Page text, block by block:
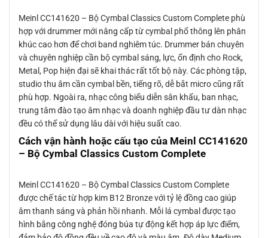
Meinl CC141620 – Bộ Cymbal Classics Custom Complete phù
hợp với drummer mới nâng cấp từ cymbal phổ thông lên phân
khúc cao hơn để chơi band nghiêm túc. Drummer bán chuyên
và chuyên nghiệp cần bộ cymbal sáng, lực, ổn định cho Rock,
Metal, Pop hiện đại sẽ khai thác rất tốt bộ này. Các phòng tập,
studio thu âm cần cymbal bền, tiếng rõ, dễ bắt micro cũng rất
phù hợp. Ngoài ra, nhạc công biểu diễn sân khấu, ban nhạc,
trung tâm đào tạo âm nhạc và doanh nghiệp đầu tư dàn nhạc
đều có thể sử dụng lâu dài với hiệu suất cao.
Cách vận hành hoặc cấu tạo của Meinl CC141620
– Bộ Cymbal Classics Custom Complete
Meinl CC141620 – Bộ Cymbal Classics Custom Complete
được chế tác từ hợp kim B12 Bronze với tỷ lệ đồng cao giúp
âm thanh sáng và phản hồi nhanh. Mỗi lá cymbal được tạo
hình bằng công nghệ đóng búa tự động kết hợp áp lực điểm,